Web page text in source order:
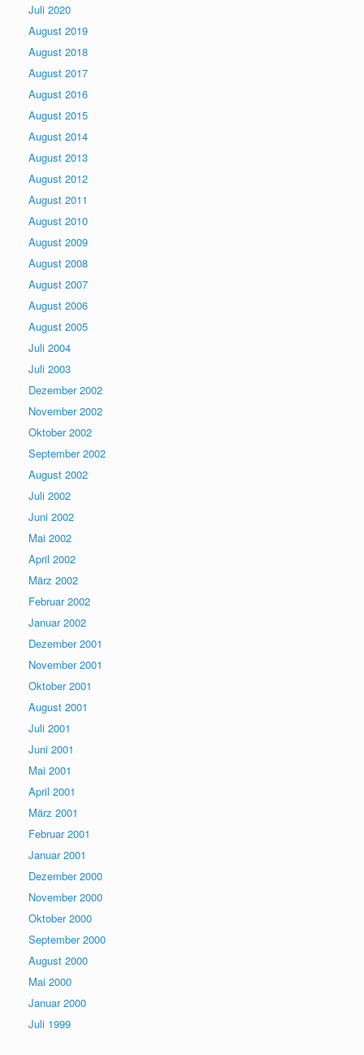
Juli 2020
August 2019
August 2018
August 2017
August 2016
August 2015
August 2014
August 2013
August 2012
August 2011
August 2010
August 2009
August 2008
August 2007
August 2006
August 2005
Juli 2004
Juli 2003
Dezember 2002
November 2002
Oktober 2002
September 2002
August 2002
Juli 2002
Juni 2002
Mai 2002
April 2002
März 2002
Februar 2002
Januar 2002
Dezember 2001
November 2001
Oktober 2001
August 2001
Juli 2001
Juni 2001
Mai 2001
April 2001
März 2001
Februar 2001
Januar 2001
Dezember 2000
November 2000
Oktober 2000
September 2000
August 2000
Mai 2000
Januar 2000
Juli 1999